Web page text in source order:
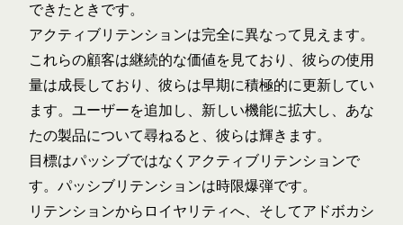
できたときです。
アクティブリテンションは完全に異なって見えます。
これらの顧客は継続的な価値を見ており、彼らの使用
量は成長しており、彼らは早期に積極的に更新してい
ます。ユーザーを追加し、新しい機能に拡大し、あな
たの製品について尋ねると、彼らは輝きます。
目標はパッシブではなくアクティブリテンションで
す。パッシブリテンションは時限爆弾です。
リテンションからロイヤリティへ、そしてアドボカシ